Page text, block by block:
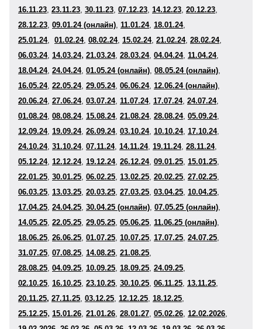
16.11.23, 23.11.23, 30.11.23, 07.12.23, 14.12.23, 20.12.23,
28.12.23, 09.01.24 (онлайн), 11.01.24, 18.01.24,
25.01.24, 01.02.24, 08.02.24, 15.02.24, 21.02.24, 28.02.24,
06.03.24, 14.03.24, 21.03.24, 28.03.24, 04.04.24, 11.04.24,
18.04.24, 24.04.24, 01.05.24 (онлайн), 08.05.24 (онлайн),
16.05.24, 22.05.24, 29.05.24, 06.06.24, 12.06.24 (онлайн),
20.06.24, 27.06.24, 03.07.24, 11.07.24, 17.07.24, 24.07.24,
01.08.24, 08.08.24, 15.08.24, 21.08.24, 28.08.24, 05.09.24,
12.09.24, 19.09.24, 26.09.24, 03.10.24, 10.10.24, 17.10.24,
24.10.24, 31.10.24, 07.11.24, 14.11.24, 19.11.24, 28.11.24,
05.12.24, 12.12.24, 19.12.24, 26.12.24, 09.01.25, 15.01.25,
22.01.25, 30.01.25, 06.02.25, 13.02.25, 20.02.25, 27.02.25,
06.03.25, 13.03.25, 20.03.25, 27.03.25, 03.04.25, 10.04.25,
17.04.25, 24.04.25, 30.04.25 (онлайн), 07.05.25 (онлайн),
14.05.25, 22.05.25, 29.05.25, 05.06.25, 11.06.25 (онлайн),
18.06.25, 26.06.25, 01.07.25, 10.07.25, 17.07.25, 24.07.25,
31.07.25, 07.08.25, 14.08.25, 21.08.25,
28.08.25, 04.09.25, 10.09.25, 18.09.25, 24.09.25,
02.10.25, 16.10.25, 23.10.25, 30.10.25, 06.11.25, 13.11.25,
20.11.25, 27.11.25, 03.12.25, 12.12.25, 18.12.25,
25.12.25, 15.01.26, 21.01.26, 28.01.27, 05.02.26, 12.02.2026,